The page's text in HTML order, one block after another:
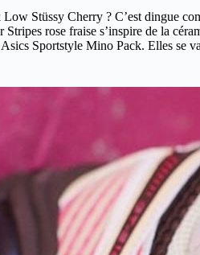
Stüssy Cherry ? C’est dingue
rose fraise s’inspire de la
Sportstyle Mino Pack. Elles se